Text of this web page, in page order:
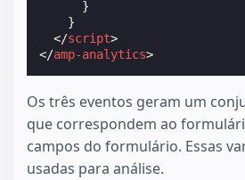
}
}
</script>
</amp-analytics>
Os três eventos geram um
que correspondem ao
campos do formulário. Essas
usadas para análise.